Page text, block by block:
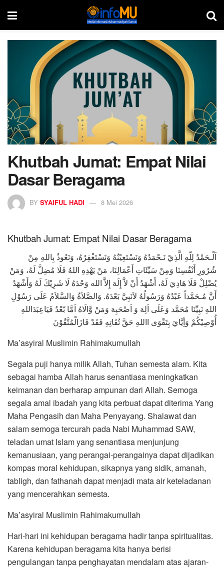
Khutbah Jumat: Empat Nilai
Dasar Beragama
BY SYAIFUL HADI 8 Mei 2026
Khutbah Jumat: Empat Nilai Dasar Beragama
اَلْـحَمْدُ لِلّهِ الَّذِيْ نَـحْمَدُهُ وَنَسْتَعِيْنُهُ وَنَسْتَغْفِرُهُ، وَنَعُوذُ بِاللهِ مِنْ
شُرُورِ أَنْفُسِنَا وَمِنْ سَيِّئَاتِ أَعْمَالِنَا، مَنْ يَهْدِهِ اللهُ فَلَا مُضِلَّ لَهُ، وَمَنْ
يُضْلِلْ فَلَا هَادِيَ لَهُ، أَشْهَدُ أَنْ لاَّ إِلَهَ إِلاَّ الله وَحْدَهُ لَا شَرِيْكَ لَهُ وَأَشْهَدُ
أَنَّ مُـحَمَّداً عَبْدُهُ وَرَسُولُهُ لاَنَبِيَّ بَعْدَهُ. وَالصَّلاَةُ وَالسَّلاَمُ عَلَى رَسُوْلِ
اللهِ نَبِيِّنَا مُحَمَّد وَعَلَى اَلِهَ وَ اَصْحَبِهَ وَمَنْ وَّالَاهُ اَمَّا بّعْدُ فَيَاعِبَدَاللهِ
أُوْصِيْكُمْ وَأِيَّايَ بِتَقْوَى االلهِ حَقَّ تُقَاتِهِ فَقَدْ فَازَالْمُتَّقُوْنَ
Ma’asyiral Muslimin Rahimakumullah
Segala puji hanya milik Allah, Tuhan semesta alam. Kita
sebagai hamba Allah harus senantiasa meningkatkan
keimanan dan berharap ampunan dari Allah. Semoga
segala amal ibadah yang kita perbuat dapat diterima Yang
Maha Pengasih dan Maha Penyayang. Shalawat dan
salam semoga tercurah pada Nabi Muhammad SAW,
teladan umat Islam yang senantiasa menjunjung
kemanusiaan, yang perangai-perangainya dapat dijadikan
kompas moral kehidupan, sikapnya yang sidik, amanah,
tabligh, dan fathanah dapat menjadi mata air keteladanan
yang mencerahkan semesta.
Ma’asyiral Muslimin Rahimakumullah
Hari-hari ini kehidupan beragama hadir tanpa spiritualitas.
Karena kehidupan beragama kita hanya berisi
pengulangan tanpa penghayatan mendalam atas ajaran-